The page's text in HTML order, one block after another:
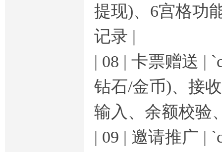
提现)、6宫格功
记录 |
| 08 | 卡票赠送 |
钻石/金币)、接
输入、余额校验
| 09 | 邀请推广 |